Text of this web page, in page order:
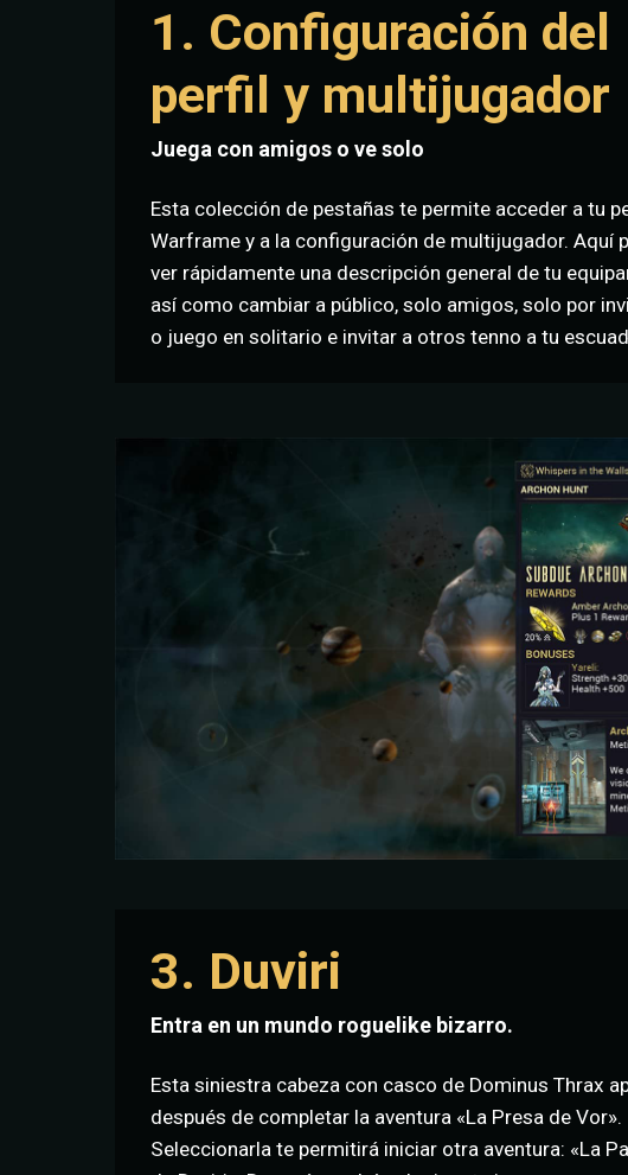
1. Configuración del
perfil y multijugador
Juega con amigos o ve solo
Esta colección de pestañas te permite acceder a tu
Warframe y a la configuración de multijugador. Aquí
ver rápidamente una descripción general de tu
así como cambiar a público, solo amigos, solo por
o juego en solitario e invitar a otros tenno a tu
3. Duviri
Entra en un mundo roguelike bizarro.
Esta siniestra cabeza con casco de Dominus Thrax
después de completar la aventura «La Presa de Vor».
Seleccionarla te permitirá iniciar otra aventura: «La